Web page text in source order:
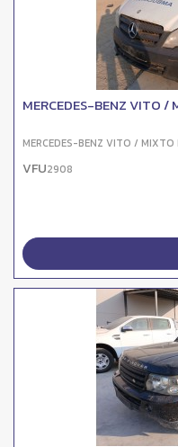
MERCEDES-BENZ VITO
MERCEDES-BENZ VITO /
VFU2908